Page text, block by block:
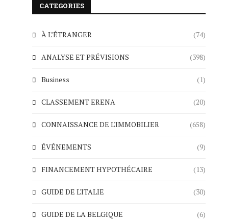
CATEGORIES
À L’ÉTRANGER (74)
ANALYSE ET PRÉVISIONS (398)
Business (1)
CLASSEMENT ERENA (20)
CONNAISSANCE DE L'IMMOBILIER (658)
ÉVÉNEMENTS (9)
FINANCEMENT HYPOTHÉCAIRE (13)
GUIDE DE L'ITALIE (30)
GUIDE DE LA BELGIQUE (6)